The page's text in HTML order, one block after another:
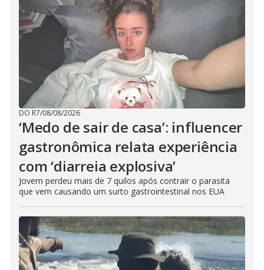
DO R7/08/08/2026
‘Medo de sair de casa’: influencer
gastronômica relata experiência
com ‘diarreia explosiva’
Jovem perdeu mais de 7 quilos após contrair o parasita
que vem causando um surto gastrointestinal nos EUA